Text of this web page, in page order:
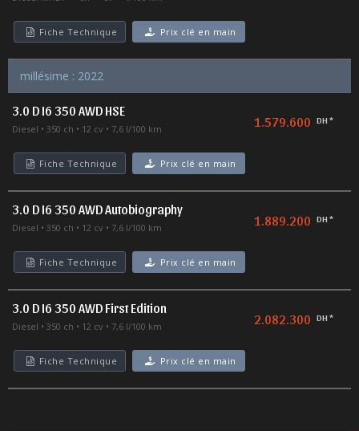
Fiche Technique Prix clé en main
millésime : 2022
3.0 D I6 350 AWD HSE
Diesel 350 ch 12 cv 7,6 l/100 km 1.579.600 DH *
Fiche Technique Prix clé en main
3.0 D I6 350 AWD Autobiography
Diesel 350 ch 12 cv 7,6 l/100 km 1.889.200 DH *
Fiche Technique Prix clé en main
3.0 D I6 350 AWD First Edition
Diesel 350 ch 12 cv 7,6 l/100 km 2.082.300 DH *
Fiche Technique Prix clé en main